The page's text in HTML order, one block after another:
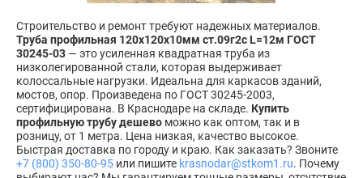
Строительство и ремонт требуют надежных материалов.
Труба профильная 120х120х10мм ст.09г2с L=12м ГОСТ
30245-03 — это усиленная квадратная труба из
низколегированной стали, которая выдерживает
колоссальные нагрузки. Идеальна для каркасов зданий,
мостов, опор. Произведена по ГОСТ 30245-2003,
сертифицирована. В Краснодаре на складе. Купить
профильную трубу дешево можно как оптом, так и в
розницу, от 1 метра. Цена низкая, качество высокое.
Быстрая доставка по городу и краю. Как заказать? Звоните
+7 (800) 350-80-95 или пишите krasnodar@stkom1.ru. Почему